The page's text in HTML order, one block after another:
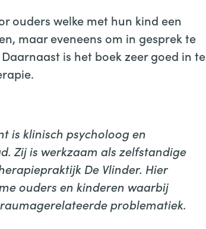
ouders welke met hun kind een
maar eveneens om in gesprek te
is het boek zeer goed in te
is klinisch psycholoog en
Zij is werkzaam als zelfstandige
De Vlinder. Hier
ouders en kinderen waarbij
problematiek.